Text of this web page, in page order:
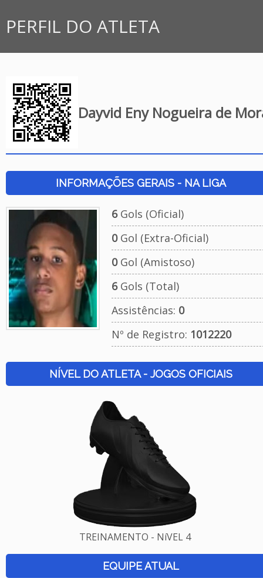
PERFIL DO ATLETA
Dayvid Eny Nogueira de
INFORMAÇÕES GERAIS - NA LIGA
6Gols (Oficial)
0Gol (Extra-Oficial)
0Gol (Amistoso)
6Gols (Total)
Assistências: 0
Nº de Registro: 1012220
NÍVEL DO ATLETA - JOGOS OFICIAIS
TREINAMENTO - NíVEL 4
EQUIPE ATUAL